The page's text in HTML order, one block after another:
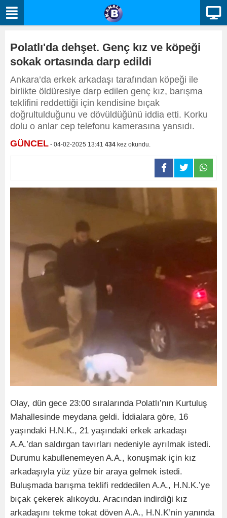
Polatlı'da dehşet. Genç kız ve köpeği
sokak ortasında darp edildi
Ankara’da erkek arkadaşı tarafından köpeği ile
birlikte öldüresiye darp edilen genç kız, barışma
teklifini reddettiği için kendisine bıçak
doğrultulduğunu ve dövüldüğünü iddia etti. Korku
dolu o anlar cep telefonu kamerasına yansıdı.
GÜNCEL - 04-02-2025 13:41 434 kez okundu.
Olay, dün gece 23:00 sıralarında Polatlı’nın Kurtuluş
Mahallesinde meydana geldi. İddialara göre, 16
yaşındaki H.N.K., 21 yaşındaki erkek arkadaşı
A.A.’dan saldırgan tavırları nedeniyle ayrılmak istedi.
Durumu kabullenemeyen A.A., konuşmak için kız
arkadaşıyla yüz yüze bir araya gelmek istedi.
Buluşmada barışma teklifi reddedilen A.A., H.N.K.’ye
bıçak çekerek alıkoydu. Aracından indirdiği kız
arkadaşını tekme tokat döven A.A., H.N.K’nin yanında